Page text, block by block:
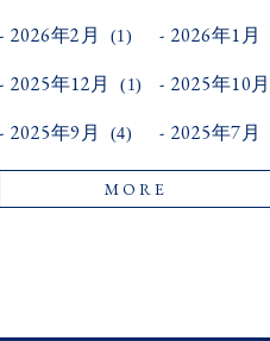
2026年2月 (1) 2026年1月
2025年12月 (1) 2025年10月
2025年9月 (4) 2025年7月
MORE